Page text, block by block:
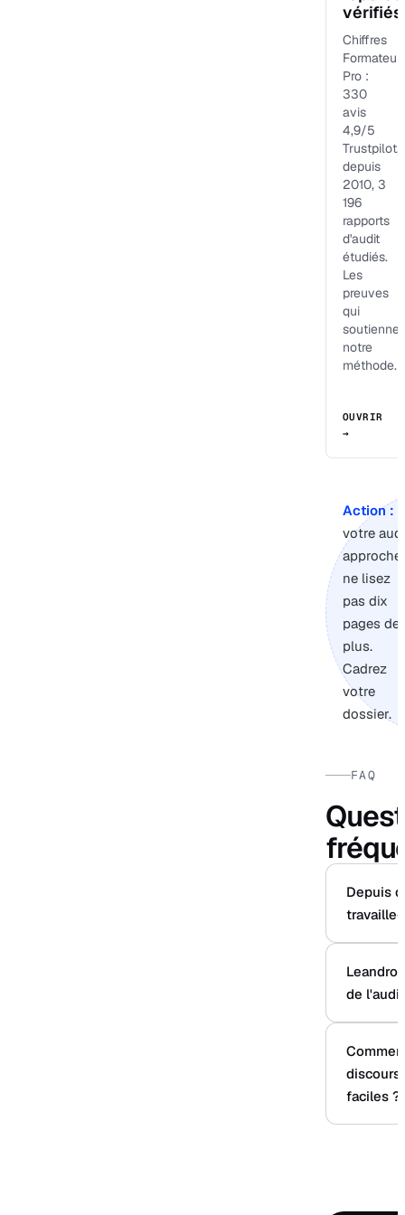
vérifiés
Chiffres
Formateur
Pro :
330
avis
4,9/5
Trustpilot,
depuis
2010, 3
196
rapports
d'audit
étudiés.
Les
preuves
qui
notre
méthode.
OUVRIR
→
Action :
votre
approche,
ne lisez
pas dix
pages de
plus.
Cadrez
votre
dossier.
FAQ
Depuis
Leandro
de
discours
faciles ?